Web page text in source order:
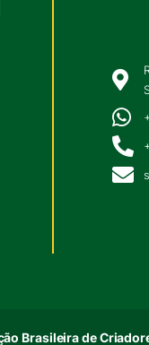
Brasileira de